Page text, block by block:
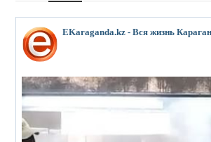
EKaraganda.kz - Вся жизнь